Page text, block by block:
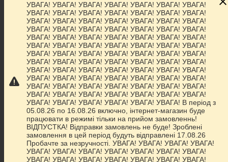
Про нас
Контакти
Доставка та оплата
Графік роботи
Повна версія сайту
Сайт створено на маркетплейсіProm.ua
Політика конфіденційності
УВАГА! УВАГА! УВАГА! УВАГА! УВАГА! УВАГА! УВАГА!
УВАГА! УВАГА! УВАГА! УВАГА! УВАГА! УВАГА! УВАГА!
УВАГА! УВАГА! УВАГА! УВАГА! УВАГА! УВАГА! УВАГА!
УВАГА! УВАГА! УВАГА! УВАГА! УВАГА! УВАГА! УВАГА!
УВАГА! УВАГА! УВАГА! УВАГА! УВАГА! УВАГА! УВАГА!
УВАГА! УВАГА! УВАГА! УВАГА! УВАГА! УВАГА! УВАГА!
УВАГА! УВАГА! УВАГА! УВАГА! УВАГА! УВАГА! УВАГА!
УВАГА! УВАГА! УВАГА! УВАГА! УВАГА! УВАГА! УВАГА!
УВАГА! УВАГА! УВАГА! УВАГА! УВАГА! УВАГА! УВАГА!
УВАГА! УВАГА! УВАГА! УВАГА! УВАГА! УВАГА! УВАГА!
УВАГА! УВАГА! УВАГА! УВАГА! УВАГА! УВАГА! УВАГА!
УВАГА! УВАГА! УВАГА! УВАГА! УВАГА! УВАГА! УВАГА!
УВАГА! УВАГА! УВАГА! УВАГА! УВАГА! УВАГА! В період з
05.08.26 по 16.08.26 включно, інтернет-магазин буде
працювати в режимі тільки на прийом замовленнь!
ВІДПУСТКА! Відправки замовлень не буде! Зроблені
замовлення в цей період будуть відправлені 17.08.26
Пробачте за незручності. УВАГА! УВАГА! УВАГА! УВАГА!
УВАГА! УВАГА! УВАГА! УВАГА! УВАГА! УВАГА! УВАГА!
УВАГА! УВАГА! УВАГА! УВАГА! УВАГА! УВАГА! УВАГА!